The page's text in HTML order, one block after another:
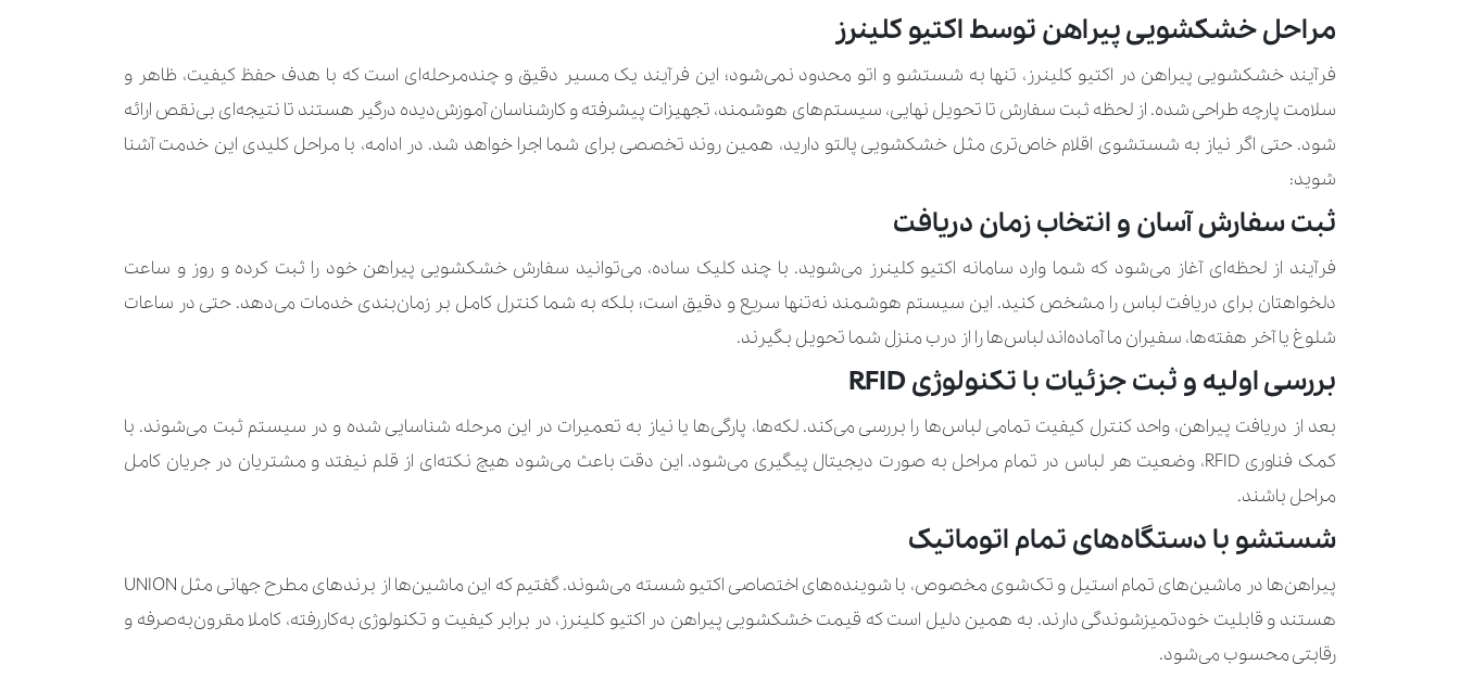
کالسکه کودک و گهواره
کفش کودک و نوزاد 490.000 تومان
لباس کودک و نوزاد 190.000 تومان 270.000 تومان
اقلام خاص 1
اقلام خاص 2 210.000 تومان
اورکت
اورکت پر
بارانی 280.000 تومان 630.000 تومان
بارانی چرم مصنوعی
بلوز 140.000 تومان 210.000 تومان
مراحل خشکشویی پیراهن توسط اکتیو کلینرز
فرآیند خشکشویی پیراهن در اکتیو کلینرز، تنها به شستشو و اتو محدود نمی‌شود؛ این فرآیند یک مسیر دقیق و چندمرحله‌ای است که با هدف حفظ کیفیت، ظاهر و
سلامت پارچه طراحی شده. از لحظه ثبت سفارش تا تحویل نهایی، سیستم‌های هوشمند، تجهیزات پیشرفته و کارشناسان آموزش‌دیده درگیر هستند تا نتیجه‌ای بی‌نقص ارائه
شود. حتی اگر نیاز به شستشوی اقلام خاص‌تری مثل خشکشویی پالتو دارید، همین روند تخصصی برای شما اجرا خواهد شد. در ادامه، با مراحل کلیدی این خدمت آشنا
شوید:
ثبت سفارش آسان و انتخاب زمان دریافت
فرآیند از لحظه‌ای آغاز می‌شود که شما وارد سامانه اکتیو کلینرز می‌شوید. با چند کلیک ساده، می‌توانید سفارش خشکشویی پیراهن خود را ثبت کرده و روز و ساعت
دلخواهتان برای دریافت لباس را مشخص کنید. این سیستم هوشمند نه‌تنها سریع و دقیق است؛ بلکه به شما کنترل کامل بر زمان‌بندی خدمات می‌دهد. حتی در ساعات
شلوغ یا آخر هفته‌ها، سفیران ما آماده‌اند لباس‌ها را از درب منزل شما تحویل بگیرند.
بررسی اولیه و ثبت جزئیات با تکنولوژی RFID
بعد از دریافت پیراهن، واحد کنترل کیفیت تمامی لباس‌ها را بررسی می‌کند. لکه‌ها، پارگی‌ها یا نیاز به تعمیرات در این مرحله شناسایی شده و در سیستم ثبت می‌شوند. با
کمک فناوری RFID، وضعیت هر لباس در تمام مراحل به ‌صورت دیجیتال پیگیری می‌شود. این دقت باعث می‌شود هیچ نکته‌ای از قلم نیفتد و مشتریان در جریان کامل
مراحل باشند.
شستشو با دستگاه‌های تمام اتوماتیک
پیراهن‌ها در ماشین‌های تمام استیل و تک‌شوی مخصوص، با شوینده‌های اختصاصی اکتیو شسته می‌شوند. گفتیم که این ماشین‌ها از برندهای مطرح جهانی مثل UNION
هستند و قابلیت خودتمیزشوندگی دارند. به همین دلیل است که قیمت خشکشویی پیراهن در اکتیو کلینرز، در برابر کیفیت و تکنولوژی به‌کاررفته، کاملا مقرون‌به‌صرفه و
رقابتی محسوب می‌شود.